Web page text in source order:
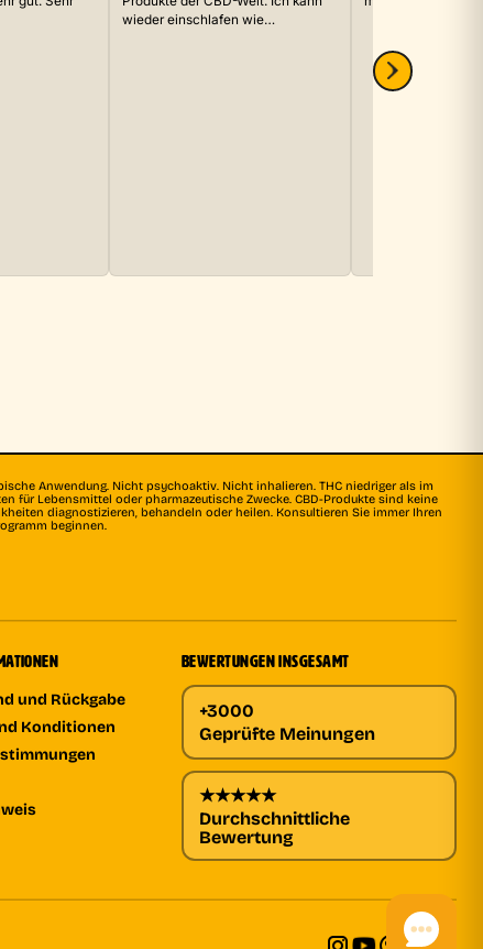
wieder einschlafen wie…
Anwendung. Nicht psychoaktiv. Nicht inhalieren. THC niedriger als im
für Lebensmittel oder pharmazeutische Zwecke. CBD-Produkte sind keine
diagnostizieren, behandeln oder heilen. Konsultieren Sie immer Ihren
beginnen.
und Rückgabe
Konditionen
BEWERTUNGEN INSGESAMT
+3000
Geprüfte Meinungen
★★★★★
Durchschnittliche
Bewertung